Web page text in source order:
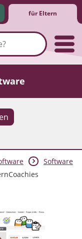
für Eltern
Software